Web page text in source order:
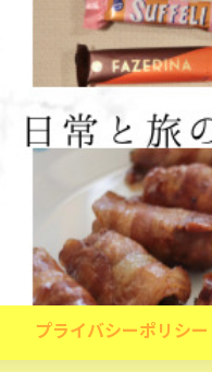
プライバシーポリシー